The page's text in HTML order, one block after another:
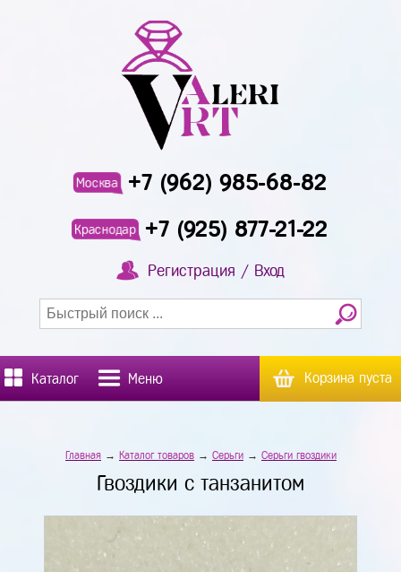
Москва +7 (962) 985-68-82
Краснодар +7 (925) 877-21-22
Регистрация / Вход
Каталог Меню Корзина пуста
Главная→ Каталог товаров→ Серьги→ Серьги гвоздики
Гвоздики с танзанитом